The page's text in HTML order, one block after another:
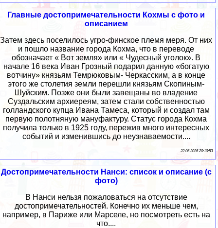
Главные достопримечательности Кохмы с фото и
описанием
Затем здесь поселилось угро-финское племя меря. От них
и пошло название города Кохма, что в переводе
обозначает « Вот земля» или « Чудесный уголок». В
начале 16 века Иван Грозный подарил данную «богатую
вотчину» князьям Темрюковым- Черкасским, а в конце
этого же столетия земли перешли князьям Скопиным-
Шуйским. Позже они были завещаны во владение
Суздальским архиереям, затем стали собственностью
голландского купца Ивана Тамеса, который и создал там
первую полотняную мануфактуру. Статус города Кохма
получила только в 1925 году, пережив много интересных
событий и изменившись до неузнаваемости....
22 06 2026 20:10:53
Достопримечательности Нанси: список и описание (с
фото)
В Нанси нельзя пожаловаться на отсутствие
достопримечательностей. Конечно их меньше чем,
например, в Париже или Марселе, но посмотреть есть на
что....